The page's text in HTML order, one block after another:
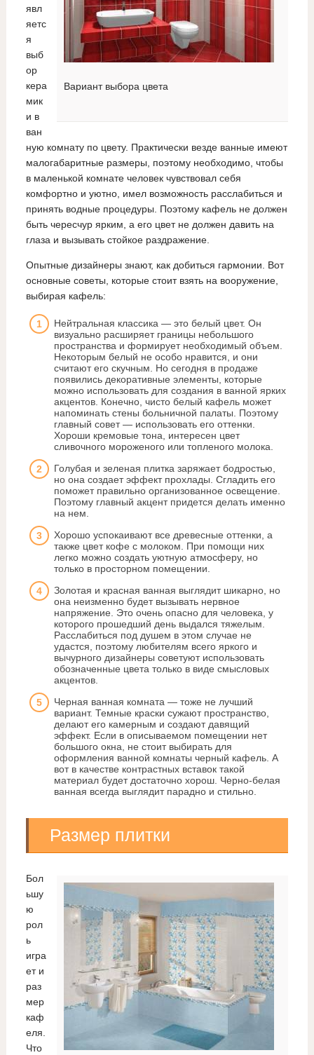
Вариант выбора цвета
явл
яетс
я
выб
ор
кера
мик
и в
ван
ную комнату по цвету. Практически везде ванные имеют
малогабаритные размеры, поэтому необходимо, чтобы
в маленькой комнате человек чувствовал себя
комфортно и уютно, имел возможность расслабиться и
принять водные процедуры. Поэтому кафель не должен
быть чересчур ярким, а его цвет не должен давить на
глаза и вызывать стойкое раздражение.
Опытные дизайнеры знают, как добиться гармонии. Вот
основные советы, которые стоит взять на вооружение,
выбирая кафель:
Нейтральная классика — это белый цвет. Он
визуально расширяет границы небольшого
пространства и формирует необходимый объем.
Некоторым белый не особо нравится, и они
считают его скучным. Но сегодня в продаже
появились декоративные элементы, которые
можно использовать для создания в ванной ярких
акцентов. Конечно, чисто белый кафель может
напоминать стены больничной палаты. Поэтому
главный совет — использовать его оттенки.
Хороши кремовые тона, интересен цвет
сливочного мороженого или топленого молока.
Голубая и зеленая плитка заряжает бодростью,
но она создает эффект прохлады. Сгладить его
поможет правильно организованное освещение.
Поэтому главный акцент придется делать именно
на нем.
Хорошо успокаивают все древесные оттенки, а
также цвет кофе с молоком. При помощи них
легко можно создать уютную атмосферу, но
только в просторном помещении.
Золотая и красная ванная выглядит шикарно, но
она неизменно будет вызывать нервное
напряжение. Это очень опасно для человека, у
которого прошедший день выдался тяжелым.
Расслабиться под душем в этом случае не
удастся, поэтому любителям всего яркого и
вычурного дизайнеры советуют использовать
обозначенные цвета только в виде смысловых
акцентов.
Черная ванная комната — тоже не лучший
вариант. Темные краски сужают пространство,
делают его камерным и создают давящий
эффект. Если в описываемом помещении нет
большого окна, не стоит выбирать для
оформления ванной комнаты черный кафель. А
вот в качестве контрастных вставок такой
материал будет достаточно хорош. Черно-белая
ванная всегда выглядит парадно и стильно.
Размер плитки
Бол
ьшу
ю
рол
ь
игра
ет и
раз
мер
каф
еля.
Что